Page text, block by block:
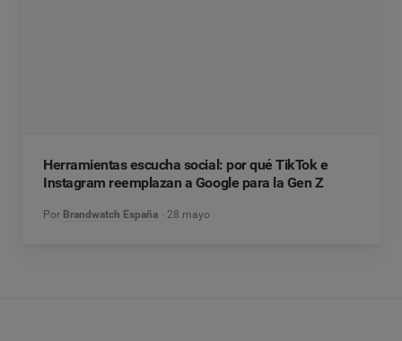
Herramientas escucha social: por qué TikTok e
Instagram reemplazan a Google para la Gen Z
Por Brandwatch España 28 mayo